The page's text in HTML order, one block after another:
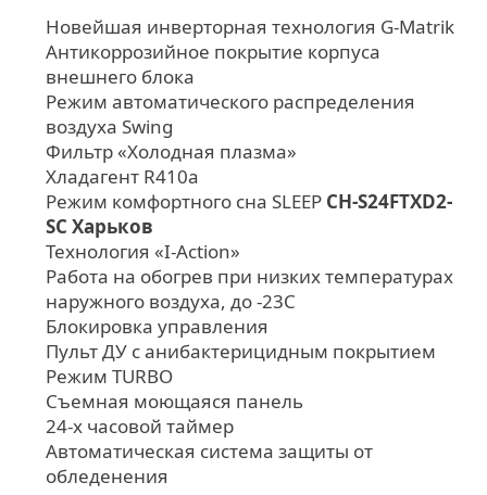
Новейшая инверторная технология G-Matrik
Антикоррозийное покрытие корпуса
внешнего блока
Режим автоматического распределения
воздуха Swing
Фильтр «Холодная плазма»
Хладагент R410а
Режим комфортного сна SLЕЕР CH-S24FTXD2-
SC Харьков
Технология «I-Action»
Работа на обогрев при низких температурах
наружного воздуха, до -23C
Блокировка управления
Пульт ДУ с анибактерицидным покрытием
Режим TURBO
Съемная моющаяся панель
24-х часовой таймер
Автоматическая система защиты от
обледенения